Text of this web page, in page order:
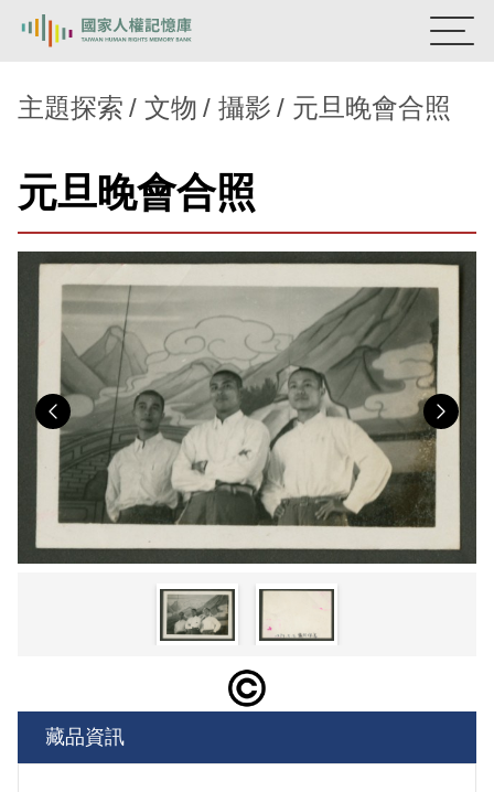
新生訓導處
蛋殼畫 送物單
主題探索
背景知識
關於我們
意見信箱
主題探索 文物 攝影 元旦晚會合照
元旦晚會合照
Previous
藏品資訊